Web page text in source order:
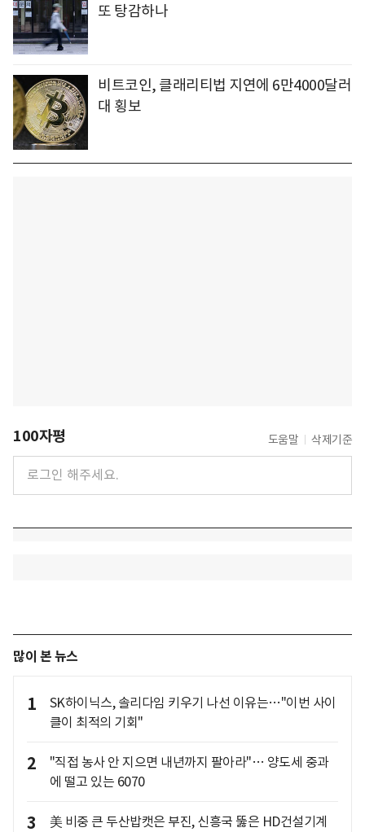
또 탕감하나
비트코인, 클래리티법 지연에 6만4000달러
대 횡보
100자평 도움말 삭제기준
많이 본 뉴스
1
SK하이닉스, 솔리다임 키우기 나선 이유는…"이번 사이
클이 최적의 기회"
2
"직접 농사 안 지으면 내년까지 팔아라"… 양도세 중과
에 떨고 있는 6070
3 美 비중 큰 두산밥캣은 부진, 신흥국 뚫은 HD건설기계